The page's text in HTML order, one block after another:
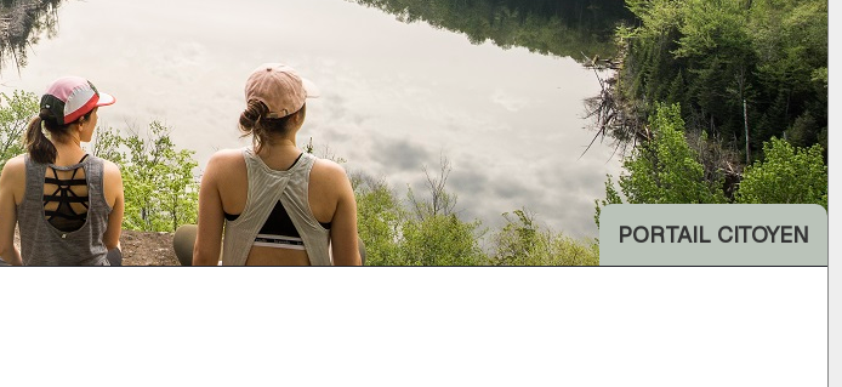
PORTAIL CITOYEN